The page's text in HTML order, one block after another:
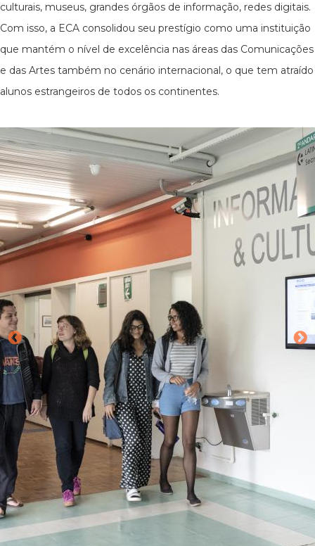
culturais, museus, grandes órgãos de informação, redes digitais.
Com isso, a ECA consolidou seu prestígio como uma instituição
que mantém o nível de excelência nas áreas das Comunicações
e das Artes também no cenário internacional, o que tem atraído
alunos estrangeiros de todos os continentes.